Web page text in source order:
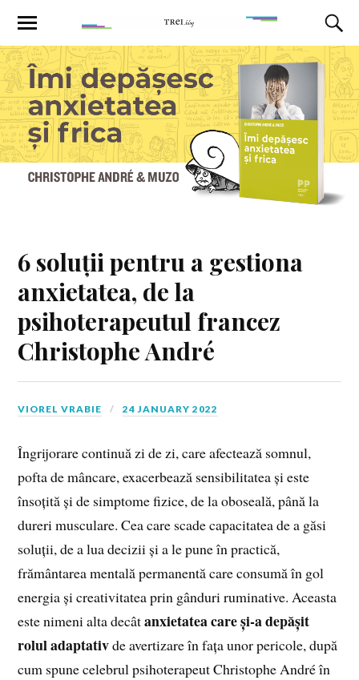
6 soluții pentru a gestiona
anxietatea, de la
psihoterapeutul francez
Christophe André
VIOREL VRABIE 24 JANUARY 2022
Îngrijorare continuă zi de zi, care afectează somnul,
pofta de mâncare, exacerbează sensibilitatea și este
însoțită și de simptome fizice, de la oboseală, până la
dureri musculare. Cea care scade capacitatea de a găsi
soluții, de a lua decizii și a le pune în practică,
frământarea mentală permanentă care consumă în gol
energia și creativitatea prin gânduri ruminative. Aceasta
este nimeni alta decâtanxietatea care și-a depășit
rolul adaptativde avertizare în fața unor pericole, după
cum spune celebrul psihoterapeut Christophe André în